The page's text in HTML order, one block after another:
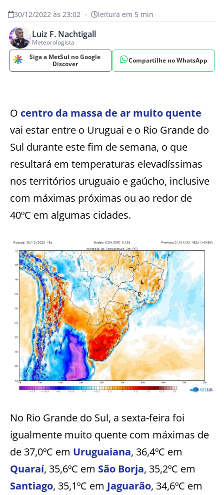
30/12/2022 às 23:02 • leitura em 5 min
Luiz F. Nachtigall
Meteorologista
Siga a MetSul no Google
Discover
Compartilhe no WhatsApp
O centro da massa de ar muito quente
vai estar entre o Uruguai e o Rio Grande do
Sul durante este fim de semana, o que
resultará em temperaturas elevadíssimas
nos territórios uruguaio e gaúcho, inclusive
com máximas próximas ou ao redor de
40ºC em algumas cidades.
No Rio Grande do Sul, a sexta-feira foi
igualmente muito quente com máximas de
de 37,0ºC em Uruguaiana, 36,4ºC em
Quaraí, 35,6ºC em São Borja, 35,2ºC em
Santiago, 35,1ºC em Jaguarão, 34,6ºC em